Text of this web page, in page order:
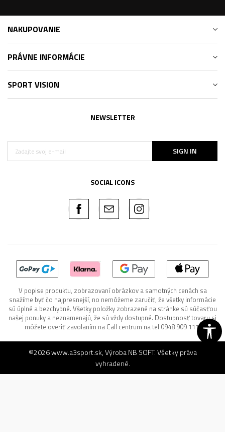
NAKUPOVANIE
PRÁVNE INFORMÁCIE
SPORT VISION
NEWSLETTER
SIGN IN
SOCIAL ICONS
V popise produktu, zobrazovaní obrázkov a samotných cenách sa
snažíme byť čo najpresnejší, no nemôžeme zaručiť, že všetky informácie
sú úplné a bezchybné. Všetky položky zobrazené na stránke sú súčasťou
našej ponuky a neznamenajú, že sú vždy dostupné. Dostupnosť tovaru si
môžete overiť zavolaním na Call centrum na tel 0948 909 111.
©2026www.a3sport.sk, VýrobaNB SOFT. Všetky práva
vyhradené.